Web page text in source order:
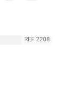
REF 2208